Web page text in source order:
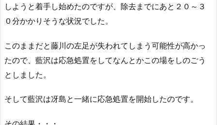
しようと着手し始めたのですが、除去までにあと２０～３
０分かかりそうな状況でした。
このままだと藤川の左足が失われてしまう可能性が高かっ
たので、藍沢は応急処置をしてなんとかこの場をしのごう
としました。
そして藍沢は冴島と一緒に応急処置を開始したのです。